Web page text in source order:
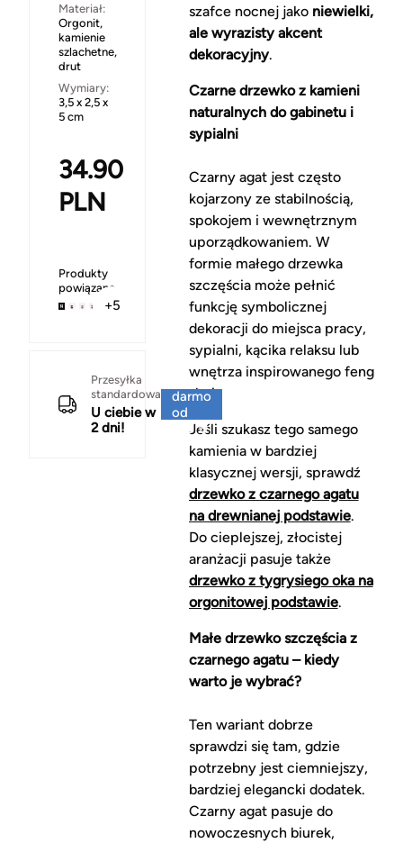
Materiał:
Orgonit,
kamienie
szlachetne,
drut
Wymiary:
3,5 x 2,5 x
5 cm
34.90
PLN
Produkty
powiązane
+5
Przesyłka
standardowa
U ciebie w
2 dni!
darmo
od
150 zł
szafce nocnej jako niewielki,
ale wyrazisty akcent
dekoracyjny.
Czarne drzewko z kamieni
naturalnych do gabinetu i
sypialni
Czarny agat jest często
kojarzony ze stabilnością,
spokojem i wewnętrznym
uporządkowaniem. W
formie małego drzewka
szczęścia może pełnić
funkcję symbolicznej
dekoracji do miejsca pracy,
sypialni, kącika relaksu lub
wnętrza inspirowanego feng
shui.
Jeśli szukasz tego samego
kamienia w bardziej
klasycznej wersji, sprawdź
drzewko z czarnego agatu
na drewnianej podstawie.
Do cieplejszej, złocistej
aranżacji pasuje także
drzewko z tygrysiego oka na
orgonitowej podstawie.
Małe drzewko szczęścia z
czarnego agatu – kiedy
warto je wybrać?
Ten wariant dobrze
sprawdzi się tam, gdzie
potrzebny jest ciemniejszy,
bardziej elegancki dodatek.
Czarny agat pasuje do
nowoczesnych biurek,